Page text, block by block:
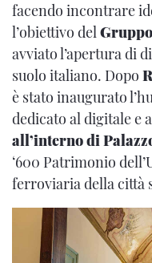
facendo incontrare
l’obiettivo del
avviato l’apertura di
suolo italiano. Dopo
è stato inaugurato
dedicato al digitale e
all’interno di
‘600 Patrimonio
ferroviaria della città